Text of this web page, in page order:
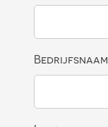
Bedrijfsnaam